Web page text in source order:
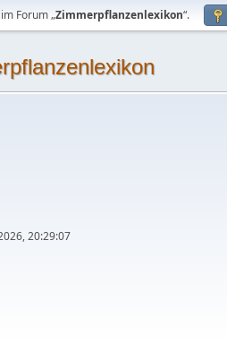
Forum „Zimmerpflanzenlexikon“.
20:29:07